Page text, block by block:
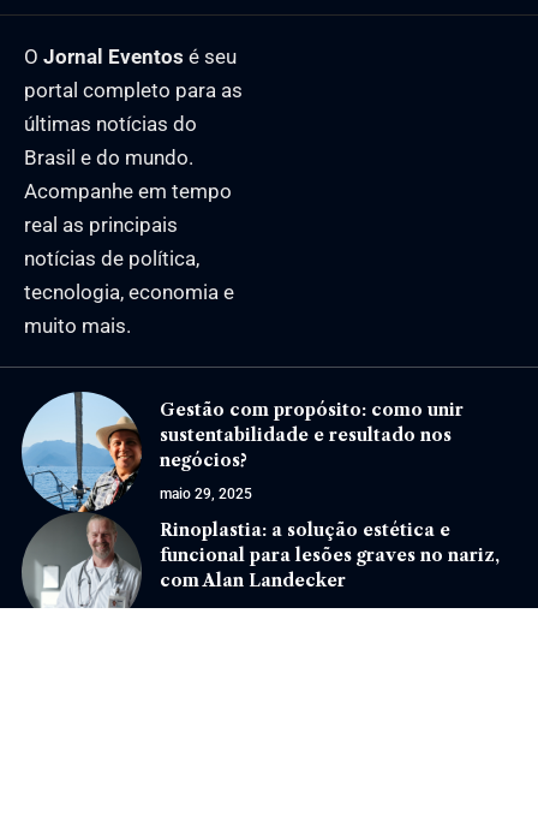
O Jornal Eventos é seu
portal completo para as
últimas notícias do
Brasil e do mundo.
Acompanhe em tempo
real as principais
notícias de política,
tecnologia, economia e
muito mais.
Gestão com propósito: como unir
sustentabilidade e resultado nos
negócios?
maio 29, 2025
Rinoplastia: a solução estética e
funcional para lesões graves no nariz,
com Alan Landecker